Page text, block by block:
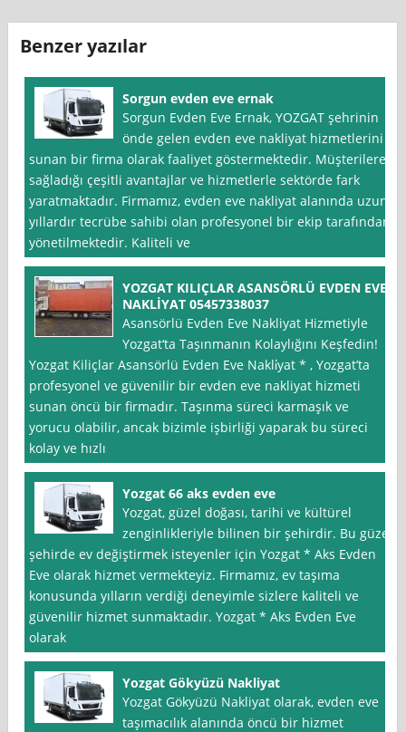
Benzer yazılar
Sorgun evden eve ernak
Sorgun Evden Eve Ernak, YOZGAT şehrinin
önde gelen evden eve nakliyat hizmetlerini
sunan bir firma olarak faaliyet göstermektedir. Müşterilere
sağladığı çeşitli avantajlar ve hizmetlerle sektörde fark
yaratmaktadır. Firmamız, evden eve nakliyat alanında uzun
yıllardır tecrübe sahibi olan profesyonel bir ekip tarafından
yönetilmektedir. Kaliteli ve
YOZGAT KILIÇLAR ASANSÖRLÜ EVDEN EVE
NAKLİYAT 05457338037
Asansörlü Evden Eve Nakliyat Hizmetiyle
Yozgat‘ta Taşınmanın Kolaylığını Keşfedin!
Yozgat Kiliçlar Asansörlü Evden Eve Nakli̇yat * , Yozgat’ta
profesyonel ve güvenilir bir evden eve nakliyat hizmeti
sunan öncü bir firmadır. Taşınma süreci karmaşık ve
yorucu olabilir, ancak bizimle işbirliği yaparak bu süreci
kolay ve hızlı
Yozgat 66 aks evden eve
Yozgat, güzel doğası, tarihi ve kültürel
zenginlikleriyle bilinen bir şehirdir. Bu güzel
şehirde ev değiştirmek isteyenler için Yozgat * Aks Evden
Eve olarak hizmet vermekteyiz. Firmamız, ev taşıma
konusunda yılların verdiği deneyimle sizlere kaliteli ve
güvenilir hizmet sunmaktadır. Yozgat * Aks Evden Eve
olarak
Yozgat Gökyüzü Nakliyat
Yozgat Gökyüzü Nakliyat olarak, evden eve
taşımacılık alanında öncü bir hizmet